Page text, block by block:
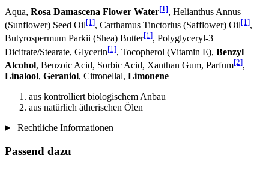
Aqua, Rosa Damascena Flower Water[1], Helianthus Annus
(Sunflower) Seed Oil[1], Carthamus Tinctorius (Safflower) Oil[1],
Butyrospermum Parkii (Shea) Butter[1], Polyglyceryl-3
Dicitrate/Stearate, Glycerin[1], Tocopherol (Vitamin E), Benzyl
Alcohol, Benzoic Acid, Sorbic Acid, Xanthan Gum, Parfum[2],
Linalool, Geraniol, Citronellal, Limonene
aus kontrolliert biologischem Anbau
aus natürlich ätherischen Ölen
Rechtliche Informationen
Passend dazu